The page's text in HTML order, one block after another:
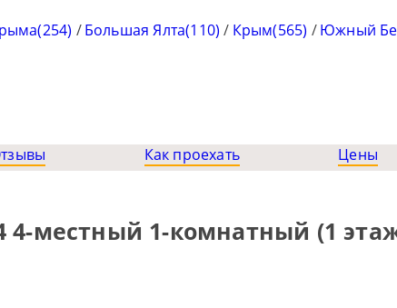
/Большая Ялта(110) / Крым(565) /Южный
Как проехать Цены
местный 1-комнатный (1